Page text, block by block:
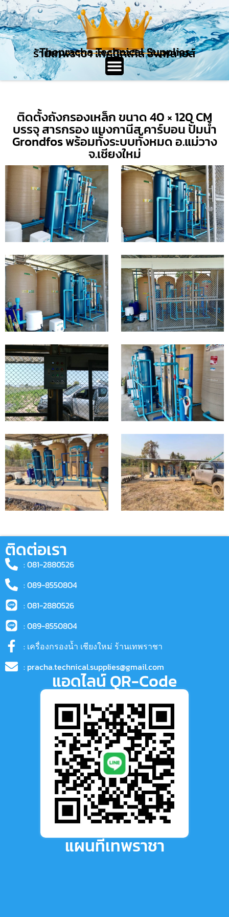
ร้านเทพราชา เทคนิคเคิล ซัพพลายส์
Thepracha Technical Supplies
ติดตั้งถังกรองเหล็ก ขนาด 40 × 120 CM
บรรจุ สารกรอง แมงกานีส,คาร์บอน ปั้มน้ำ
Grondfos พร้อมทั้งระบบทั้งหมด อ.แม่วาง
จ.เชียงใหม่
ติดต่อเรา
: 081-2880526
: 089-8550804
: 081-2880526
: 089-8550804
: เครื่องกรองน้ำ เชียงใหม่ ร้านเทพราชา
: pracha.technical.supplies@gmail.com
แอดไลน์ QR-Code
แผนที่เทพราชา